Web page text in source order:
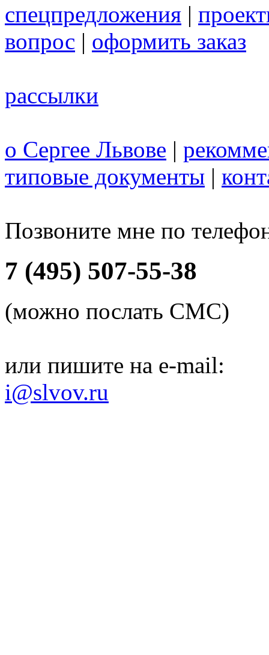
спецпредложения |
вопрос | оформить заказ
рассылки
о Сергее Львове |
типовые документы |
Позвоните мне по
7 (495) 507-55-38
(можно послать СМС)
или пишите на e-mail:
i@slvov.ru